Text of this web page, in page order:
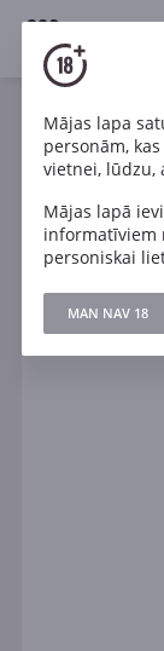
Vīns
Mājas lapa
personām,
vietnei, lūdzu,
Mājas lapā
informatīviem
personiskai
MAN NAV 18